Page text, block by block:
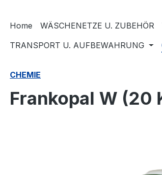
Home WÄSCHENETZE U. ZUBEHÖR
TRANSPORT U. AUFBEWAHRUNG
CHEMIE
Frankopal W (20